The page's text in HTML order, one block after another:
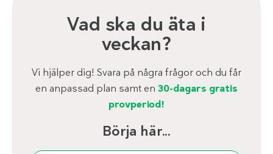
Vad ska du äta i
veckan?
Vi hjälper dig! Svara på några frågor och du får
en anpassad plan samt en 30-dagars gratis
provperiod!
Börja här...